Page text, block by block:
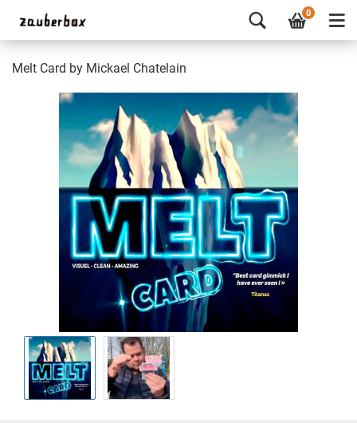
0
Melt Card by Mickael Chatelain